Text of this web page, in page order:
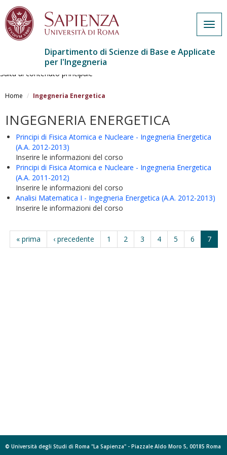
Salta al contenuto principale
Dipartimento di Scienze di Base e Applicate
per l'Ingegneria
Home Ingegneria Energetica
INGEGNERIA ENERGETICA
Principi di Fisica Atomica e Nucleare - Ingegneria Energetica
(A.A. 2012-2013)
Inserire le informazioni del corso
Principi di Fisica Atomica e Nucleare - Ingegneria Energetica
(A.A. 2011-2012)
Inserire le informazioni del corso
Analisi Matematica I - Ingegneria Energetica (A.A. 2012-2013)
Inserire le informazioni del corso
« prima ‹ precedente 1 2 3 4 5 6 7
© Università degli Studi di Roma "La Sapienza" - Piazzale Aldo Moro 5, 00185 Roma